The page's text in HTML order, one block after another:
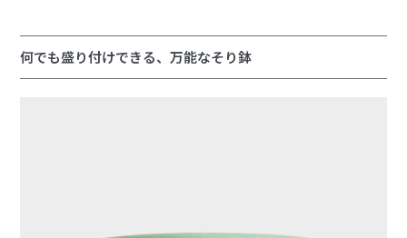
何でも盛り付けできる、万能なそり鉢